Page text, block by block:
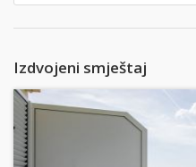
Izdvojeni smještaj